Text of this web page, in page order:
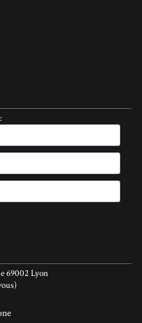
69002 Lyon